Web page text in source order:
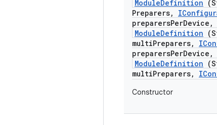
ModuleDefinition
Preparers,
ModuleDefinition
multiPreparers,
ModuleDefinition
multiPreparers,
Constructor